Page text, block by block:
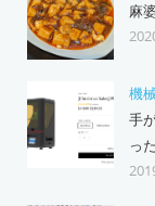
麻
機
手
っ